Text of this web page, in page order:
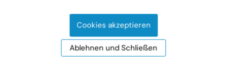
Wohnung in Bad Tatzmannsdorf 47m² zu
Cookies akzeptieren
Ablehnen und Schließen